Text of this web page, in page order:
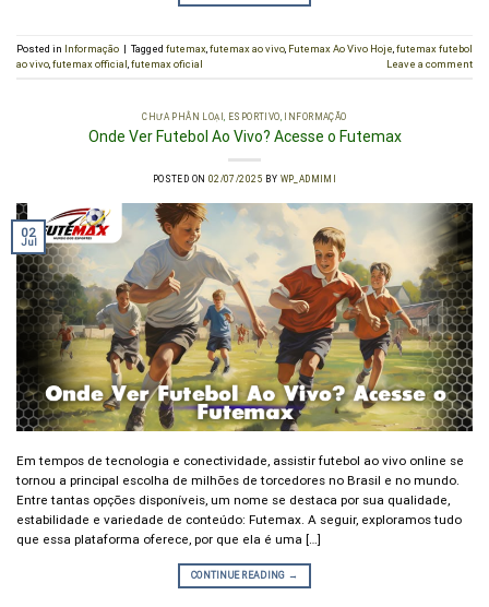
Posted in Informação | Tagged futemax futemax ao vivo Futemax Ao Vivo Hoje futemax futebol
ao vivo futemax official futemax oficial Leave a comment
CHƯA PHÂN LOẠI, ESPORTIVO, INFORMAÇÃO
Onde Ver Futebol Ao Vivo? Acesse o Futemax
POSTED ON 02/07/2025 BY WP_ADMIMI
02
Jul
Em tempos de tecnologia e conectividade, assistir futebol ao vivo online se
tornou a principal escolha de milhões de torcedores no Brasil e no mundo.
Entre tantas opções disponíveis, um nome se destaca por sua qualidade,
estabilidade e variedade de conteúdo: Futemax. A seguir, exploramos tudo
que essa plataforma oferece, por que ela é uma […]
CONTINUE READING →